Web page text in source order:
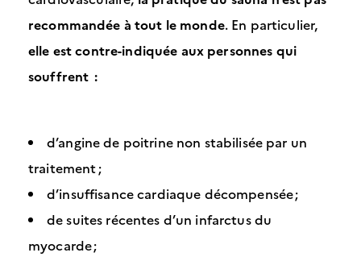
recommandée à tout le monde. En particulier,
elle est contre-indiquée aux personnes qui
souffrent :
d’angine de poitrine non stabilisée par un
traitement ;
d’insuffisance cardiaque décompensée ;
de suites récentes d’un infarctus du
myocarde ;